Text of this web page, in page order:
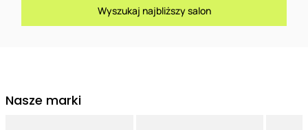
Wyszukaj najbliższy salon
Nasze marki